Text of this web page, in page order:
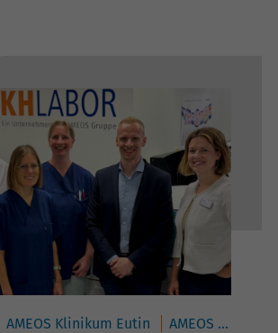
AMEOS Klinikum Eutin AMEOS Klinikum Oldenburg